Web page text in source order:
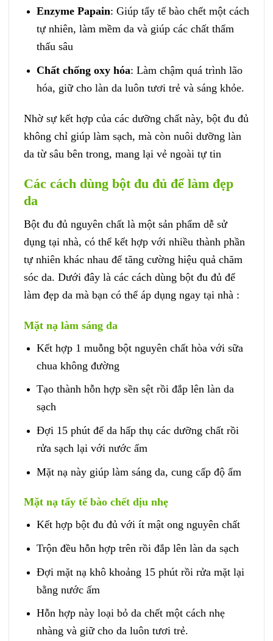
Enzyme Papain: Giúp tẩy tế bào chết một cách
tự nhiên, làm mềm da và giúp các chất thẩm
thấu sâu
Chất chống oxy hóa: Làm chậm quá trình lão
hóa, giữ cho làn da luôn tươi trẻ và sáng khỏe.
Nhờ sự kết hợp của các dưỡng chất này, bột đu đủ
không chỉ giúp làm sạch, mà còn nuôi dưỡng làn
da từ sâu bên trong, mang lại vẻ ngoài tự tin
Các cách dùng bột đu đủ để làm đẹp
da
Bột đu đủ nguyên chất là một sản phẩm dễ sử
dụng tại nhà, có thể kết hợp với nhiều thành phần
tự nhiên khác nhau để tăng cường hiệu quả chăm
sóc da. Dưới đây là các cách dùng bột đu đủ để
làm đẹp da mà bạn có thể áp dụng ngay tại nhà :
Mặt nạ làm sáng da
Kết hợp 1 muỗng bột nguyên chất hòa với sữa
chua không đường
Tạo thành hỗn hợp sền sệt rồi đắp lên làn da
sạch
Đợi 15 phút để da hấp thụ các dưỡng chất rồi
rửa sạch lại với nước ấm
Mặt nạ này giúp làm sáng da, cung cấp độ ẩm
Mặt nạ tẩy tế bào chết dịu nhẹ
Kết hợp bột đu đủ với ít mật ong nguyên chất
Trộn đều hỗn hợp trên rồi đắp lên làn da sạch
Đợi mặt nạ khô khoảng 15 phút rồi rửa mặt lại
bằng nước ấm
Hỗn hợp này loại bỏ da chết một cách nhẹ
nhàng và giữ cho da luôn tươi trẻ.